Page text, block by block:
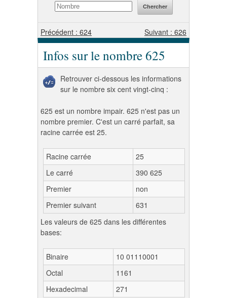
Précédent : 624 Suivant : 626
Infos sur le nombre 625
Retrouver ci-dessous les informations
sur le nombre six cent vingt-cinq :
625 est un nombre impair. 625 n'est pas un
nombre premier. C'est un carré parfait, sa
racine carrée est 25.
Racine carrée
25
Le carré
390 625
Premier
non
Premier suivant
631
Les valeurs de 625 dans les différentes
bases:
Binaire
10 01110001
Octal
1161
Hexadecimal
271